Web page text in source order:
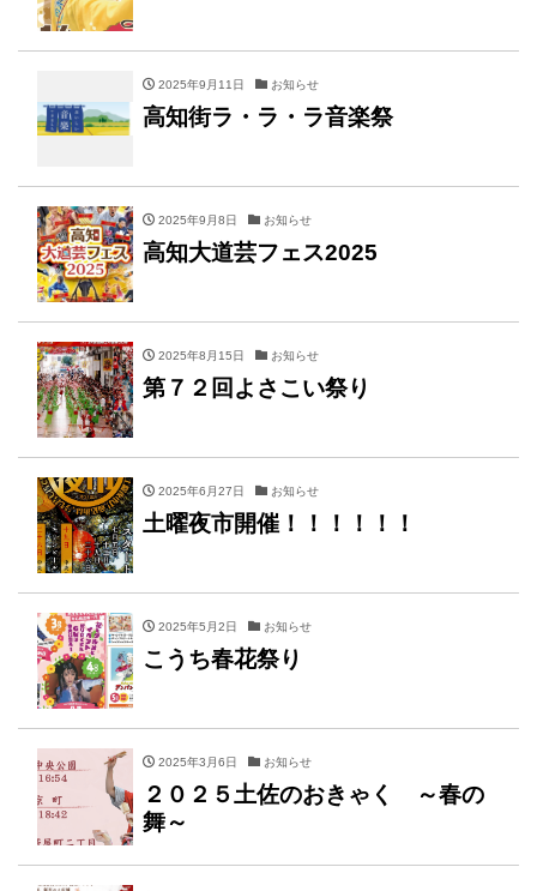
2025年9月11日 お知らせ
高知街ラ・ラ・ラ音楽祭
2025年9月8日 お知らせ
高知大道芸フェス2025
2025年8月15日 お知らせ
第７２回よさこい祭り
2025年6月27日 お知らせ
土曜夜市開催！！！！！！
2025年5月2日 お知らせ
こうち春花祭り
2025年3月6日 お知らせ
２０２５土佐のおきゃく ～春の
舞～